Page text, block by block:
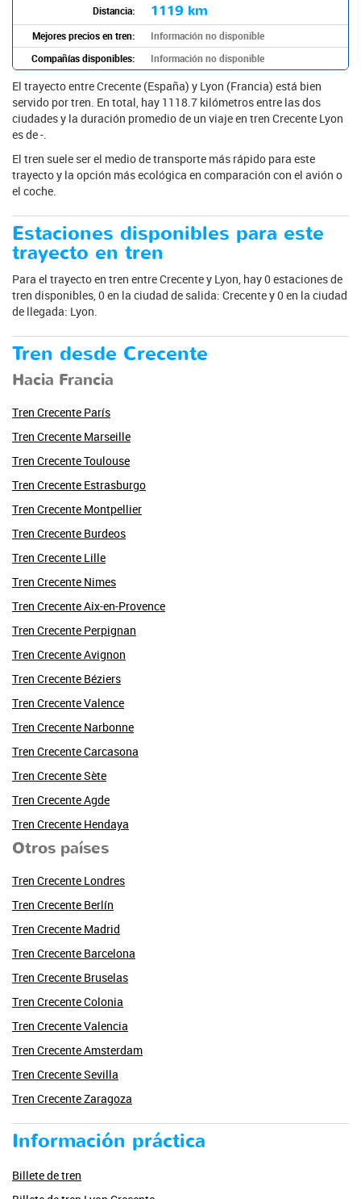
Distancia:
1119 km
Mejores precios en tren:
Información no disponible
Compañías disponibles:
Información no disponible
El trayecto entre Crecente (España) y Lyon (Francia) está bien
servido por tren. En total, hay 1118.7 kilómetros entre las dos
ciudades y la duración promedio de un viaje en tren Crecente Lyon
es de -.
El tren suele ser el medio de transporte más rápido para este
trayecto y la opción más ecológica en comparación con el avión o
el coche.
Estaciones disponibles para este
trayecto en tren
Para el trayecto en tren entre Crecente y Lyon, hay 0 estaciones de
tren disponibles, 0 en la ciudad de salida: Crecente y 0 en la ciudad
de llegada: Lyon.
Tren desde Crecente
Hacia Francia
Tren Crecente París
Tren Crecente Marseille
Tren Crecente Toulouse
Tren Crecente Estrasburgo
Tren Crecente Montpellier
Tren Crecente Burdeos
Tren Crecente Lille
Tren Crecente Nimes
Tren Crecente Aix-en-Provence
Tren Crecente Perpignan
Tren Crecente Avignon
Tren Crecente Béziers
Tren Crecente Valence
Tren Crecente Narbonne
Tren Crecente Carcasona
Tren Crecente Sète
Tren Crecente Agde
Tren Crecente Hendaya
Otros países
Tren Crecente Londres
Tren Crecente Berlín
Tren Crecente Madrid
Tren Crecente Barcelona
Tren Crecente Bruselas
Tren Crecente Colonia
Tren Crecente Valencia
Tren Crecente Amsterdam
Tren Crecente Sevilla
Tren Crecente Zaragoza
Información práctica
Billete de tren